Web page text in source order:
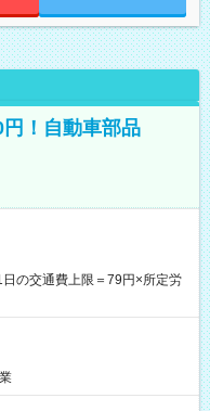
円！自動車部品
の交通費上限＝79円×所定労